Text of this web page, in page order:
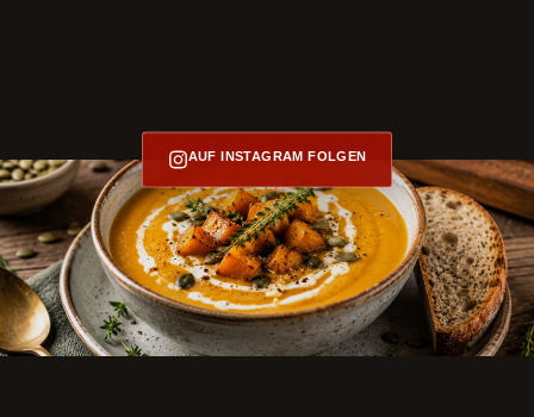
AUF INSTAGRAM FOLGEN